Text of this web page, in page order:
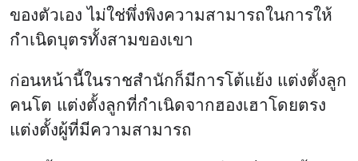
ของตัวเอง ไม่ใช่พึ่งพิงความสามารถในการให้
กำเนิดบุตรทั้งสามของเขา
ก่อนหน้านี้ในราชสำนักก็มีการโต้แย้ง แต่งตั้งลูก
คนโต แต่งตั้งลูกที่กำเนิดจากฮองเฮาโดยตรง
แต่งตั้งผู้ที่มีความสามารถ